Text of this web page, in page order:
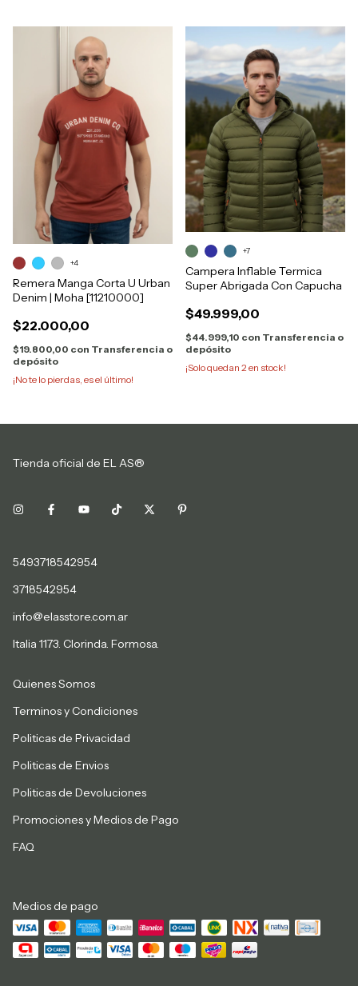
Remera Manga Corta U Urban
Denim | Moha [11210000]
$22.000,00
$19.800,00 con Transferencia o
depósito
¡No te lo pierdas, es el último!
+4
Campera Inflable Termica
Super Abrigada Con Capucha
$49.999,00
$44.999,10 con Transferencia o
depósito
¡Solo quedan 2 en stock!
+7
Tienda oficial de EL AS®
5493718542954
3718542954
info@elasstore.com.ar
Italia 1173. Clorinda. Formosa.
Quienes Somos
Terminos y Condiciones
Politicas de Privacidad
Politicas de Envios
Politicas de Devoluciones
Promociones y Medios de Pago
FAQ
Medios de pago